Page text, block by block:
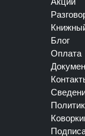
Блог
Оплата